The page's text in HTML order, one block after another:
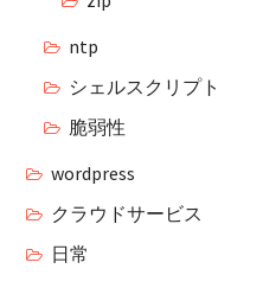
ntp
シェルスクリプト
脆弱性
wordpress
クラウドサービス
日常